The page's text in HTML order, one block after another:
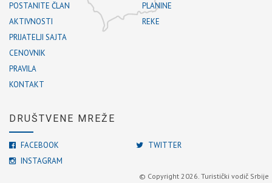
POSTANITE ČLAN
AKTIVNOSTI
PRIJATELJI SAJTA
CENOVNIK
PRAVILA
KONTAKT
PLANINE
REKE
DRUŠTVENE MREŽE
FACEBOOK
TWITTER
INSTAGRAM
© Copyright 2026. Turistički vodič Srbije